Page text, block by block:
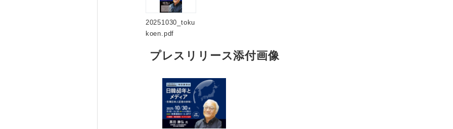
20251030_toku
koen.pdf
プレスリリース添付画像